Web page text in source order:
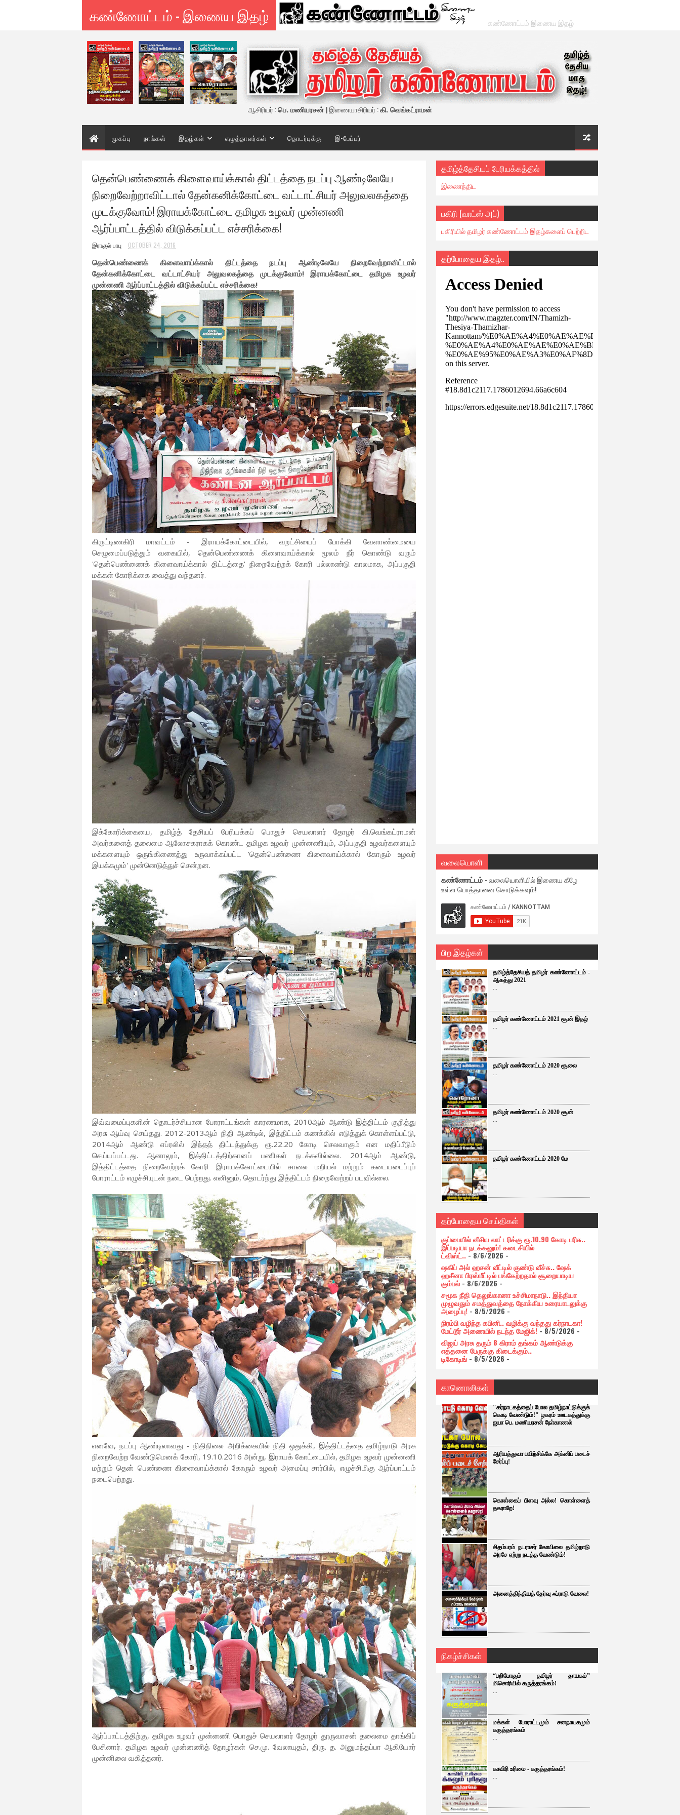
கண்ணோட்டம் - இணைய இதழ் கண்ணோட்டம் இணைய இதழ்
ஆசிரியர் :பெ. மணியரசன் | இணையாசிரியர் :கி. வெங்கட்ராமன்
முகப்பு நாங்கள் இதழ்கள் எழுத்தாளர்கள் தொடர்புக்கு இ-பேப்பர்
தென்பெண்ணைக் கிளைவாய்க்கால் திட்டத்தை நடப்பு ஆண்டிலேயே
நிறைவேற்றாவிட்டால் தேன்கனிக்கோட்டை வட்டாட்சியர் அலுவலகத்தை
முடக்குவோம்! இராயக்கோட்டை தமிழக உழவர் முன்னணி
ஆர்ப்பாட்டத்தில் விடுக்கப்பட்ட எச்சரிக்கை!
இராகுல் பாபு OCTOBER 24, 2016
தென்பெண்ணைக் கிளைவாய்க்கால் திட்டத்தை நடப்பு ஆண்டிலேயே நிறைவேற்றாவிட்டால்
தேன்கனிக்கோட்டை வட்டாட்சியர் அலுவலகத்தை முடக்குவோம்! இராயக்கோட்டை தமிழக உழவர்
முன்னணி ஆர்ப்பாட்டத்தில் விடுக்கப்பட்ட எச்சரிக்கை!
கிருட்டிணகிரி மாவட்டம் - இராயக்கோட்டையில், வறட்சியைப் போக்கி வேளாண்மையை
செழுமைப்படுத்தும் வகையில், தென்பெண்ணைக் கிளைவாய்க்கால் மூலம் நீர் கொண்டு வரும்
'தென்பெண்ணைக் கிளைவாய்க்கால் திட்டத்தை' நிறைவேற்றக் கோரி பல்லாண்டு காலமாக, அப்பகுதி
மக்கள் கோரிக்கை வைத்து வந்தனர்.
இக்கோரிக்கையை, தமிழ்த் தேசியப் பேரியக்கப் பொதுச் செயலாளர் தோழர் கி.வெங்கட்ராமன்
அவர்களைத் தலைமை ஆலோசகராகக் கொண்ட தமிழக உழவர் முன்னணியும், அப்பகுதி உழவர்களையும்
மக்களையும் ஒருங்கிணைத்து உருவாக்கப்பட்ட 'தென்பெண்ணை கிளைவாய்க்கால் கோரும் உழவர்
இயக்கமும்' முன்னெடுத்துச் சென்றன.
இவ்வமைப்புகளின் தொடர்ச்சியான போராட்டங்கள் காரணமாக, 2010ஆம் ஆண்டு இத்திட்டம் குறித்து
அரசு ஆய்வு செய்தது. 2012-2013ஆம் நிதி ஆண்டில், இத்திட்டம் கணக்கில் எடுத்துக் கொள்ளப்பட்டு,
2014ஆம் ஆண்டு எப்ரலில் இந்தத் திட்டத்துக்கு ரூ.22.20 கோடி செலவாகும் என மதிப்பீடும்
செய்யப்பட்டது. ஆனாலும், இத்திட்டத்திற்கானப் பணிகள் நடக்கவில்லை. 2014ஆம் ஆண்டு,
இத்திட்டத்தை நிறைவேற்றக் கோரி இராயக்கோட்டையில் சாலை மறியல் மற்றும் கடையடைப்புப்
போராட்டம் எழுச்சியுடன் நடை பெற்றது. எனினும், தொடர்ந்து இத்திட்டம் நிறைவேற்றப் படவில்லை.
எனவே, நடப்பு ஆண்டிலாவது - நிதிநிலை அறிக்கையில் நிதி ஒதுக்கி, இத்திட்டத்தை தமிழ்நாடு அரசு
நிறைவேற்ற வேண்டுமெனக் கோரி, 19.10.2016 அன்று, இராயக் கோட்டையில், தமிழக உழவர் முன்னணி
மற்றும் தென் பெண்ணை கிளைவாய்க்கால் கோரும் உழவர் அமைப்பு சார்பில், எழுச்சிமிகு ஆர்ப்பாட்டம்
நடைபெற்றது.
ஆர்ப்பாட்டத்திற்கு, தமிழக உழவர் முன்னணி பொதுச் செயலாளர் தோழர் தூருவாசன் தலைமை தாங்கிப்
பேசினார். தமிழக உழவர் முன்னணித் தோழர்கள் செ.மு. வேலாயுதம், திரு. த. அனுமந்தப்பா ஆகியோர்
முன்னிலை வகித்தனர்.
தமிழ்த்தேசியப் பேரியக்கத்தில்
இணைந்திட
பகிரி (வாட்ஸ் அப்)
பகிரியில் தமிழர் கண்ணோட்டம் இதழ்களைப் பெற்றிட
தற்போதைய இதழ்..
வலையொளி
கண்ணோட்டம் - வலையொளியில் இணைய கீழே
உள்ள பொத்தானை சொடுக்கவும்!
பிற இதழ்கள்
தமிழ்த்தேசியத் தமிழர் கண்ணோட்டம் -
ஆகத்து 2021
...
தமிழர் கண்ணோட்டம் 2021 சூன் இதழ்
...
தமிழர் கண்ணோட்டம் 2020 சூலை
...
தமிழர் கண்ணோட்டம் 2020 சூன்
...
தமிழர் கண்ணோட்டம் 2020 மே
...
தற்போதைய செய்திகள்
குப்பையில் வீசிய லாட்டரிக்கு ரூ.10.90 கோடி பரிசு..
இப்படியா நடக்கனும்! கடைசியில்
ட்விஸ்ட்.. - 8/6/2026 -
ஷகிப் அல் ஹசன் வீட்டில் குண்டு வீச்சு.. ஷேக்
ஹசீனா பிரஸ்மீட்டில் பங்கேற்றதால் சூறையாடிய
கும்பல் - 8/6/2026 -
சமூக நீதி தெலுங்கானா உச்சிமாநாடு.. இந்தியா
முழுவதும் சமத்துவத்தை நோக்கிய உரையாடலுக்கு
அழைப்பு! - 8/5/2026 -
நிரம்பி வழிந்த கபினி.. வழிக்கு வந்தது கர்நாடகா!
மேட்டூர் அணையில் நடந்த மேஜிக்!- 8/5/2026 -
விஜய் அரசு தரும் 8 கிராம் தங்கம் ஆண்டுக்கு
எத்தனை பேருக்கு கிடைக்கும்..
டிகோடிங் - 8/5/2026 -
காணொலிகள்
"கர்நாடகத்தைப் போல தமிழ்நாட்டுக்குக்
கொடி வேண்டும்!" ழகரம் ஊடகத்துக்கு
ஐயா பெ. மணியரசன் நோ்காணல்
ஆரியத்துவா பயிற்சிக்கே அக்னிப் படைச்
சேர்ப்பு!
கொள்கைப் பிளவு அல்ல! கொள்ளைத்
தகராறே!
சிதம்பரம் நடராசர் கோயிலை தமிழ்நாடு
அரசே ஏற்று நடத்த வேண்டும்!
அனைத்திந்தியத் தேர்வு ஃப்ராடு வேலை!
நிகழ்ச்சிகள்
“பறிபோகும் தமிழர் தாயகம்”
மிசொரியில் கருத்தரங்கம்!
...
மக்கள் போராட்டமும் சனநாயகமும்
கருத்தரங்கம்
...
காவிரி உரிமை - கருத்தரங்கம்!
...